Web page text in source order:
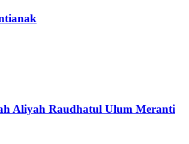
Aliyah Raudhatul Ulum Meranti